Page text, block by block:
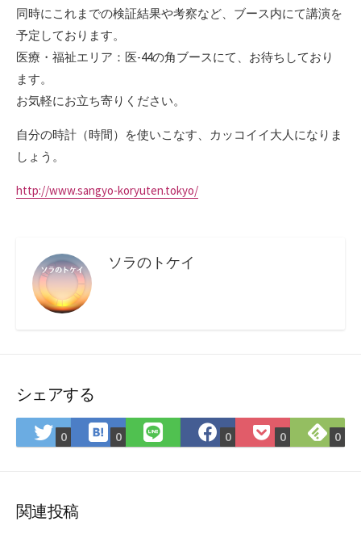
同時にこれまでの検証結果や考察など、ブース内にて講演を
予定しております。
医療・福祉エリア：医-44の角ブースにて、お待ちしており
ます。
お気軽にお立ち寄りください。
自分の時計（時間）を使いこなす、カッコイイ大人になりま
しょう。
http://www.sangyo-koryuten.tokyo/
ソラのトケイ
シェアする
Twitter
で
ア
0 は
て
0
LINE
で
Facebook
で
0
Pocket
に
0
で
0
関連投稿